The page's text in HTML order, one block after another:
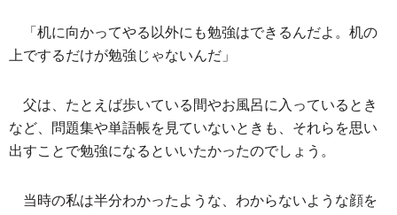
「机に向かってやる以外にも勉強はできるんだよ。机の
上でするだけが勉強じゃないんだ」
父は、たとえば歩いている間やお風呂に入っているとき
など、問題集や単語帳を見ていないときも、それらを思い
出すことで勉強になるといいたかったのでしょう。
当時の私は半分わかったような、わからないような顔を